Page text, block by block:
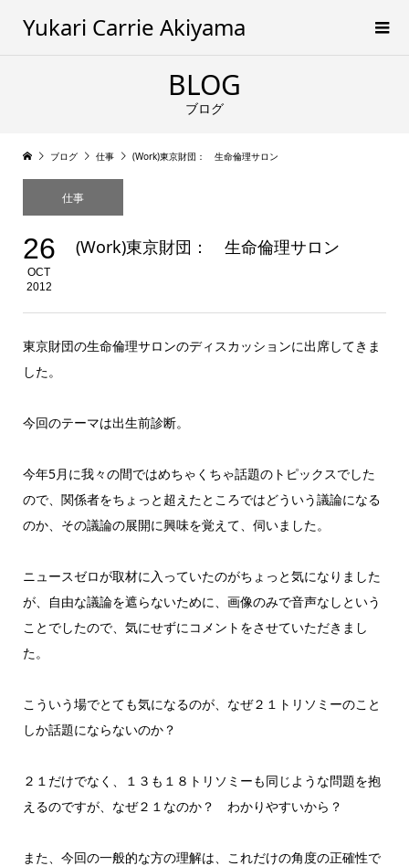
Yukari Carrie Akiyama
BLOG
ブログ
ブログ 仕事 (Work)東京財団： 生命倫理サロン
仕事
26
OCT
2012
(Work)東京財団： 生命倫理サロン
東京財団の生命倫理サロンのディスカッションに出席してきま
した。
今回のテーマは出生前診断。
今年5月に我々の間ではめちゃくちゃ話題のトピックスでした
ので、関係者をちょっと超えたところではどういう議論になる
のか、その議論の展開に興味を覚えて、伺いました。
ニュースゼロが取材に入っていたのがちょっと気になりました
が、自由な議論を遮らないために、画像のみで音声なしという
ことでしたので、気にせずにコメントをさせていただきまし
た。
こういう場でとても気になるのが、なぜ２１トリソミーのこと
しか話題にならないのか？
２１だけでなく、１３も１８トリソミーも同じような問題を抱
えるのですが、なぜ２１なのか？ わかりやすいから？
また、今回の一般的な方の理解は、これだけの角度の正確性で